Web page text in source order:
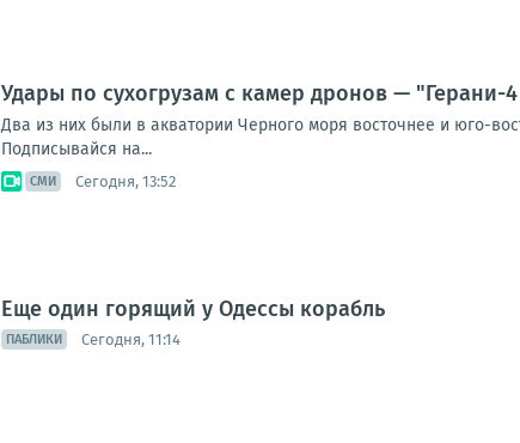
Удары по сухогрузам с камер дронов — "Герани-
Два из них были в акватории Черного моря восточнее и юго-
Подписывайся на...
СМИ Сегодня, 13:52
Еще один горящий у Одессы корабль
ПАБЛИКИ Сегодня, 11:14